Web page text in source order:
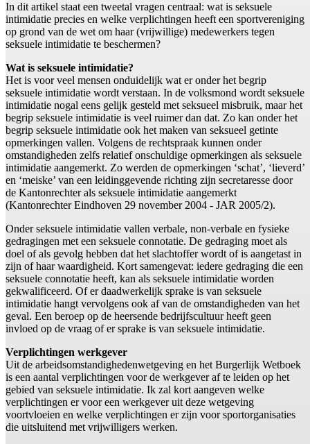
In dit artikel staat een tweetal vragen centraal: wat is seksuele
intimidatie precies en welke verplichtingen heeft een sportvereniging
op grond van de wet om haar (vrijwillige) medewerkers tegen
seksuele intimidatie te beschermen?
Wat is seksuele intimidatie?
Het is voor veel mensen onduidelijk wat er onder het begrip
seksuele intimidatie wordt verstaan. In de volksmond wordt seksuele
intimidatie nogal eens gelijk gesteld met seksueel misbruik, maar het
begrip seksuele intimidatie is veel ruimer dan dat. Zo kan onder het
begrip seksuele intimidatie ook het maken van seksueel getinte
opmerkingen vallen. Volgens de rechtspraak kunnen onder
omstandigheden zelfs relatief onschuldige opmerkingen als seksuele
intimidatie aangemerkt. Zo werden de opmerkingen ‘schat’, ‘lieverd’
en ‘meiske’ van een leidinggevende richting zijn secretaresse door
de Kantonrechter als seksuele intimidatie aangemerkt
(Kantonrechter Eindhoven 29 november 2004 - JAR 2005/2).
Onder seksuele intimidatie vallen verbale, non-verbale en fysieke
gedragingen met een seksuele connotatie. De gedraging moet als
doel of als gevolg hebben dat het slachtoffer wordt of is aangetast in
zijn of haar waardigheid. Kort samengevat: iedere gedraging die een
seksuele connotatie heeft, kan als seksuele intimidatie worden
gekwalificeerd. Of er daadwerkelijk sprake is van seksuele
intimidatie hangt vervolgens ook af van de omstandigheden van het
geval. Een beroep op de heersende bedrijfscultuur heeft geen
invloed op de vraag of er sprake is van seksuele intimidatie.
Verplichtingen werkgever
Uit de arbeidsomstandighedenwetgeving en het Burgerlijk Wetboek
is een aantal verplichtingen voor de werkgever af te leiden op het
gebied van seksuele intimidatie. Ik zal kort aangeven welke
verplichtingen er voor een werkgever uit deze wetgeving
voortvloeien en welke verplichtingen er zijn voor sportorganisaties
die uitsluitend met vrijwilligers werken.